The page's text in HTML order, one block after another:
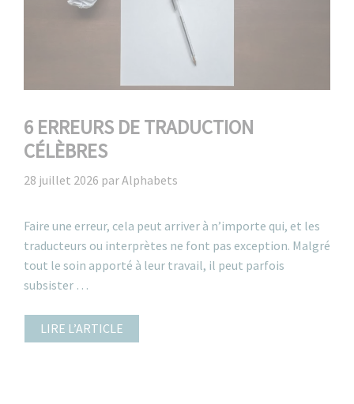
6 ERREURS DE TRADUCTION
CÉLÈBRES
28 juillet 2026 parAlphabets
Faire une erreur, cela peut arriver à n’importe qui, et les
traducteurs ou interprètes ne font pas exception. Malgré
tout le soin apporté à leur travail, il peut parfois
subsister …
LIRE L’ARTICLE